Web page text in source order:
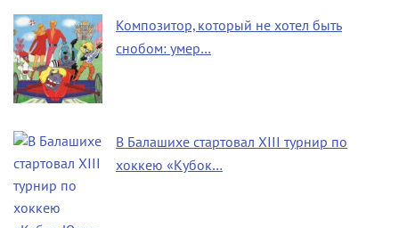
Композитор, который не хотел быть
снобом: умер…
В Балашихе стартовал XIII турнир по
хоккею «Кубок…